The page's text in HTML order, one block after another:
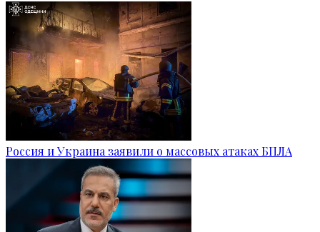
Россия и Украина заявили о массовых атаках БПЛА